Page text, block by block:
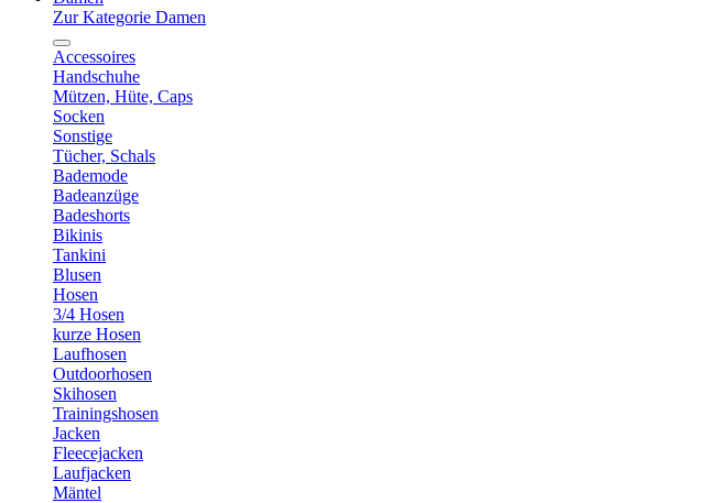
Zur Kategorie Damen
Accessoires
Handschuhe
Mützen, Hüte, Caps
Socken
Sonstige
Tücher, Schals
Bademode
Badeanzüge
Badeshorts
Bikinis
Tankini
Blusen
Hosen
3/4 Hosen
kurze Hosen
Laufhosen
Outdoorhosen
Skihosen
Trainingshosen
Jacken
Fleecejacken
Laufjacken
Mäntel